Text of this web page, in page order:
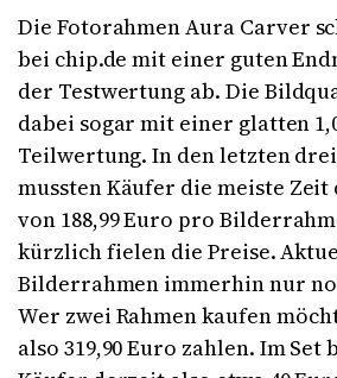
Die Fotorahmen Aura Carver
bei chip.de mit einer guten
der Testwertung ab. Die
dabei sogar mit einer glatten
Teilwertung. In den letzten
mussten Käufer die meiste
von 188,99 Euro pro
kürzlich fielen die Preise.
Bilderrahmen immerhin nur
Wer zwei Rahmen kaufen
also 319,90 Euro zahlen. Im